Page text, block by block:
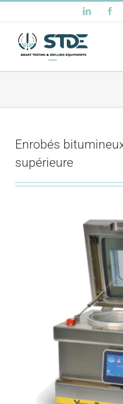
au
contenu
LinkedIn
Enrobés
supérieure